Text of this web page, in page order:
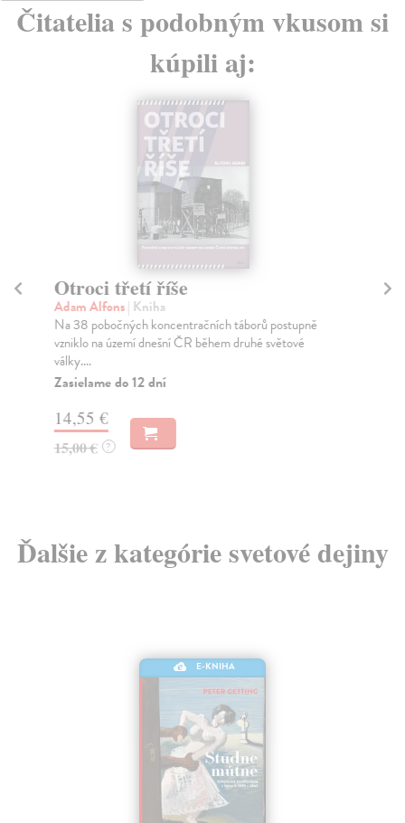
Čitatelia s podobným vkusom si
kúpili aj:
Otroci třetí říše
Adam Alfons| Kniha
Na 38 pobočných koncentračních táborů postupně
vzniklo na území dnešní ČR během druhé světové
války....
Zasielame do 12 dní
14,55 €
15,00 € ?
Ďalšie z kategórie svetové dejiny
E-KNIHA